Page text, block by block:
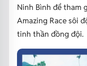
Ninh Bình để tham
Amazing Race sôi
tinh thần đồng đội.